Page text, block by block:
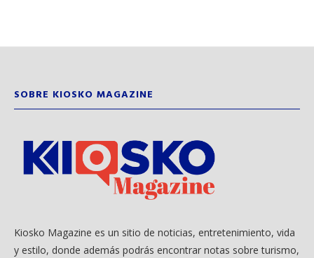
SOBRE KIOSKO MAGAZINE
Kiosko Magazine es un sitio de noticias, entretenimiento, vida
y estilo, donde además podrás encontrar notas sobre turismo,